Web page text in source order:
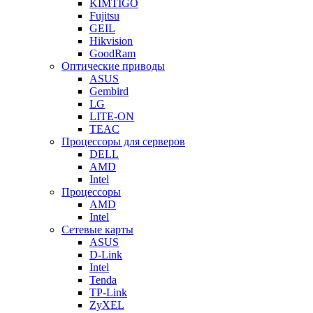
KIMTIGO
Fujitsu
GEIL
Hikvision
GoodRam
Оптические приводы
ASUS
Gembird
LG
LITE-ON
TEAC
Процессоры для серверов
DELL
AMD
Intel
Процессоры
AMD
Intel
Сетевые карты
ASUS
D-Link
Intel
Tenda
TP-Link
ZyXEL